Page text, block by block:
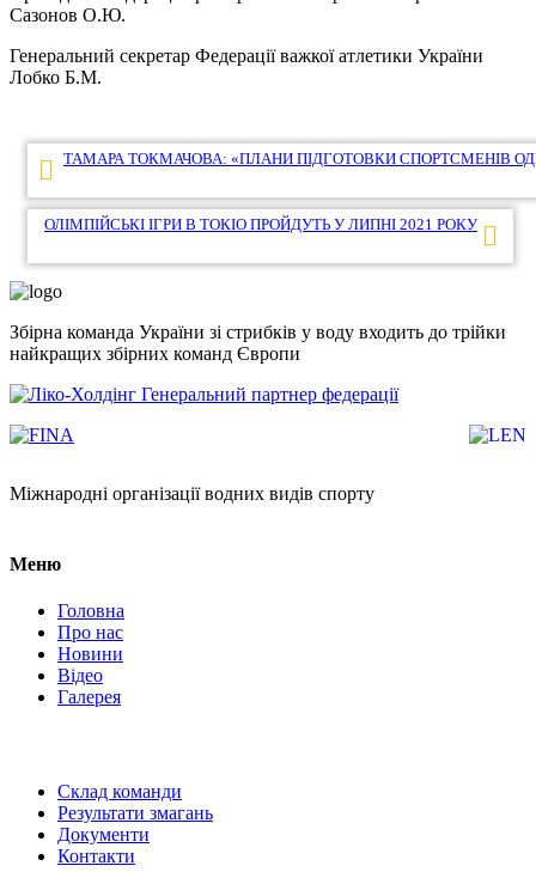
Сазонов О.Ю.
Генеральний секретар Федерації важкої атлетики України
Лобко Б.М.
Навігація
записів
ТАМАРА ТОКМАЧОВА: «ПЛАНИ ПІДГОТОВКИ СПОРТСМЕНІВ
ОЛІМПІЙСЬКІ ІГРИ В ТОКІО ПРОЙДУТЬ У ЛИПНІ 2021 РОКУ
Збірна команда України зі стрибків у воду входить до трійки
найкращих збірних команд Європи
Генеральний партнер федерації
Міжнародні організації водних видів спорту
Меню
Головна
Про нас
Новини
Відео
Галерея
Склад команди
Результати змагань
Документи
Контакти